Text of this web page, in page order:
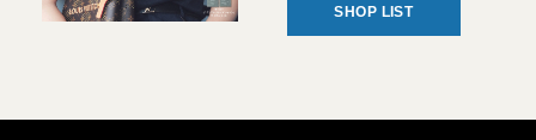
SHOP LIST